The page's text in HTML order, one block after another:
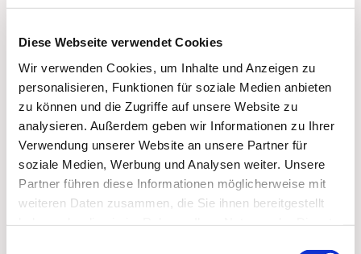
Diese Webseite verwendet Cookies
Wir verwenden Cookies, um Inhalte und Anzeigen zu
personalisieren, Funktionen für soziale Medien anbieten
zu können und die Zugriffe auf unsere Website zu
analysieren. Außerdem geben wir Informationen zu Ihrer
Verwendung unserer Website an unsere Partner für
soziale Medien, Werbung und Analysen weiter. Unsere
Partner führen diese Informationen möglicherweise mit
weiteren Daten zusammen, die Sie ihnen bereitgestellt
(evangelisch), Kirchenort 2, 18375
Prerow